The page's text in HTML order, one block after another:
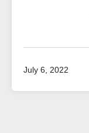
July 6, 2022